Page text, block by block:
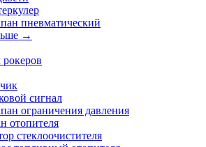
пневматический
→
сигнал
ограничения давления
отопителя
стеклоочистителя